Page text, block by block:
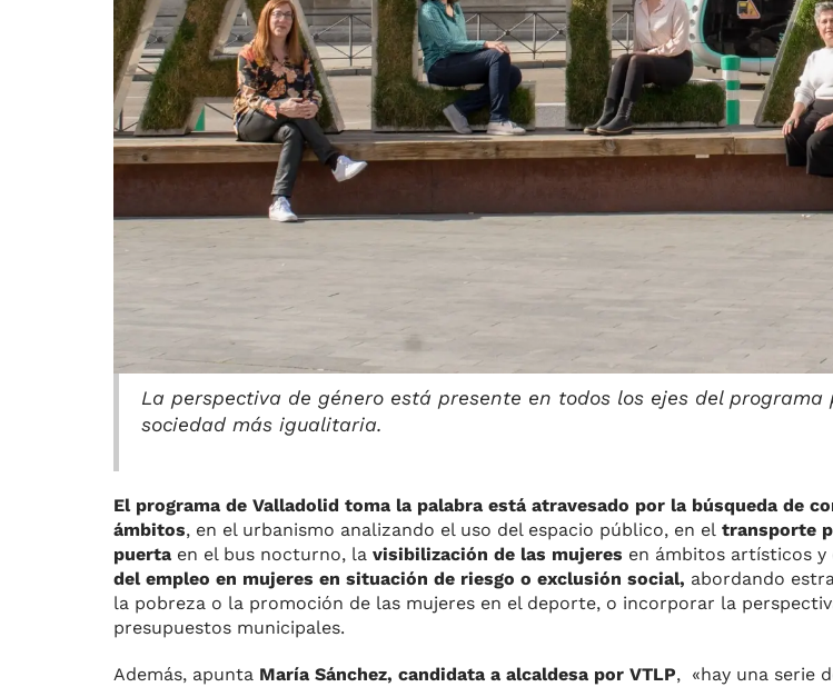
La perspectiva de género está presente en todos los ejes del
sociedad más igualitaria.
El programa de Valladolid toma la palabra está atravesado por la búsqueda de
ámbitos, en el urbanismo analizando el uso del espacio público, en el transporte
puerta en el bus nocturno, la visibilización de las mujeres en ámbitos artísticos
del empleo en mujeres en situación de riesgo o exclusión social, abordando
la pobreza o la promoción de las mujeres en el deporte, o incorporar la
presupuestos municipales.
Además, apunta María Sánchez, candidata a alcaldesa por VTLP, «hay una serie